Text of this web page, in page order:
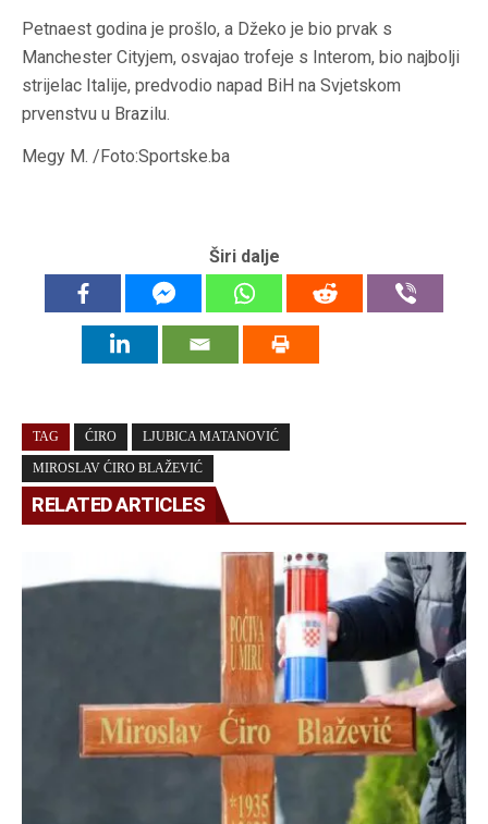
Petnaest godina je prošlo, a Džeko je bio prvak s
Manchester Cityjem, osvajao trofeje s Interom, bio najbolji
strijelac Italije, predvodio napad BiH na Svjetskom
prvenstvu u Brazilu.
Megy M. /Foto:Sportske.ba
Širi dalje
TAG ĆIRO LJUBICA MATANOVIĆ
MIROSLAV ĆIRO BLAŽEVIĆ
RELATED ARTICLES